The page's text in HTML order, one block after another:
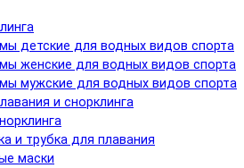
детские для водных видов спорта
женские для водных видов спорта
мужские для водных видов спорта
и снорклинга
и трубка для плавания
маски